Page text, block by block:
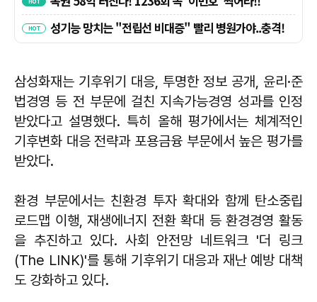
삼성화재는 기후위기 대응, 투명한 정보 공개, 윤리·준
법경영 등 전 부문에 걸친 지속가능경영 성과를 인정
받았다고 설명했다. 특히 올해 평가에서는 체계적인
기후변화 대응 전략과 포용금융 부문에서 높은 평가를
받았다.
환경 부문에서는 친환경 투자 확대와 함께 탄소중립
로드맵 이행, 재생에너지 전환 확대 등 환경경영 활동
을 추진하고 있다. 사회 안전망 네트워크 '더 링크
(The LINK)'를 통해 기후위기 대응과 재난 예방 대책
도 강화하고 있다.